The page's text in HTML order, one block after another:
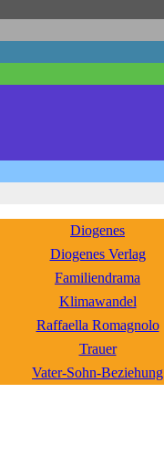
Diogenes
Diogenes Verlag
Familiendrama
Klimawandel
Raffaella Romagnolo
Trauer
Vater-Sohn-Beziehung